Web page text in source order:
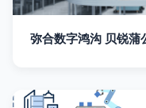
弥合数字鸿沟 贝锐蒲